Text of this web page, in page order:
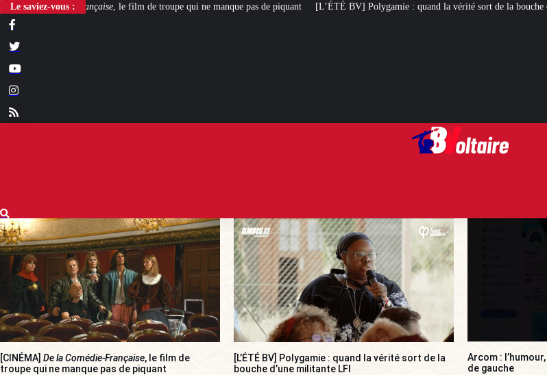
Le saviez-vous :
le film de troupe qui ne manque pas de piquant [L’ÉTÉ BV] Polygamie : quand la vérité sort de la bouche d’une militante LFI
[CINÉMA] De la Comédie-Française, le film de
troupe qui ne manque pas de piquant
[L’ÉTÉ BV] Polygamie : quand la vérité sort de la
bouche d’une militante LFI
Arcom :
de gauche